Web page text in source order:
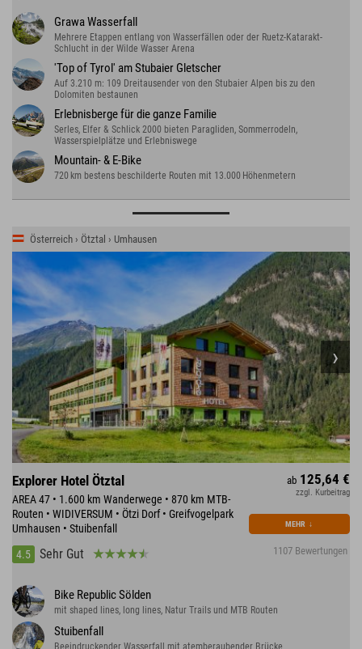
Grawa Wasserfall
Mehrere Etappen entlang von Wasserfällen oder der Ruetz-Katarakt-
Schlucht in der Wilde Wasser Arena
'Top of Tyrol' am Stubaier Gletscher
Auf 3.210 m: 109 Dreitausender von den Stubaier Alpen bis zu den
Dolomiten bestaunen
Erlebnisberge für die ganze Familie
Serles, Elfer & Schlick 2000 bieten Paragliden, Sommerrodeln,
Wasserspielplätze und Erlebniswege
Mountain- & E-Bike
720 km bestens beschilderte Routen mit 13.000 Höhenmetern
Österreich › Ötztal › Umhausen
Explorer Hotel Ötztal
AREA 47 • 1.600 km Wanderwege • 870 km MTB-
Routen • WIDIVERSUM • Ötzi Dorf • Greifvogelpark
Umhausen • Stuibenfall
4.5
Sehr Gut 1107 Bewertungen
ab 125,64 €
zzgl. Kurbeitrag
MEHR ↓
Bike Republic Sölden
mit shaped lines, long lines, Natur Trails und MTB Routen
Stuibenfall
Beeindruckender Wasserfall mit atemberaubender Brücke